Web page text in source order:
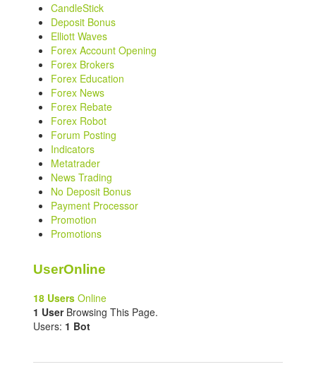
CandleStick
Deposit Bonus
Elliott Waves
Forex Account Opening
Forex Brokers
Forex Education
Forex News
Forex Rebate
Forex Robot
Forum Posting
Indicators
Metatrader
News Trading
No Deposit Bonus
Payment Processor
Promotion
Promotions
UserOnline
18 Users Online
1 UserBrowsing This Page.
Users: 1 Bot